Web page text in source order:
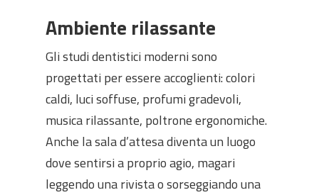
Ambiente rilassante
Gli studi dentistici moderni sono
progettati per essere accoglienti: colori
caldi, luci soffuse, profumi gradevoli,
musica rilassante, poltrone ergonomiche.
Anche la sala d’attesa diventa un luogo
dove sentirsi a proprio agio, magari
leggendo una rivista o sorseggiando una